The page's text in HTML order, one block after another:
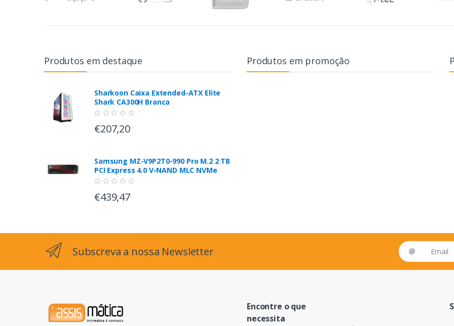
Produtos em destaque
Sharkoon Caixa Extended-ATX Elite
Shark CA300H Branca
€207,20
Samsung MZ-V9P2T0-990 Pro M.2 2 TB
PCI Express 4.0 V-NAND MLC NVMe
€439,47
Produtos em promoção
Subscreva a nossa Newsletter Email address
Encontre o que
necessita